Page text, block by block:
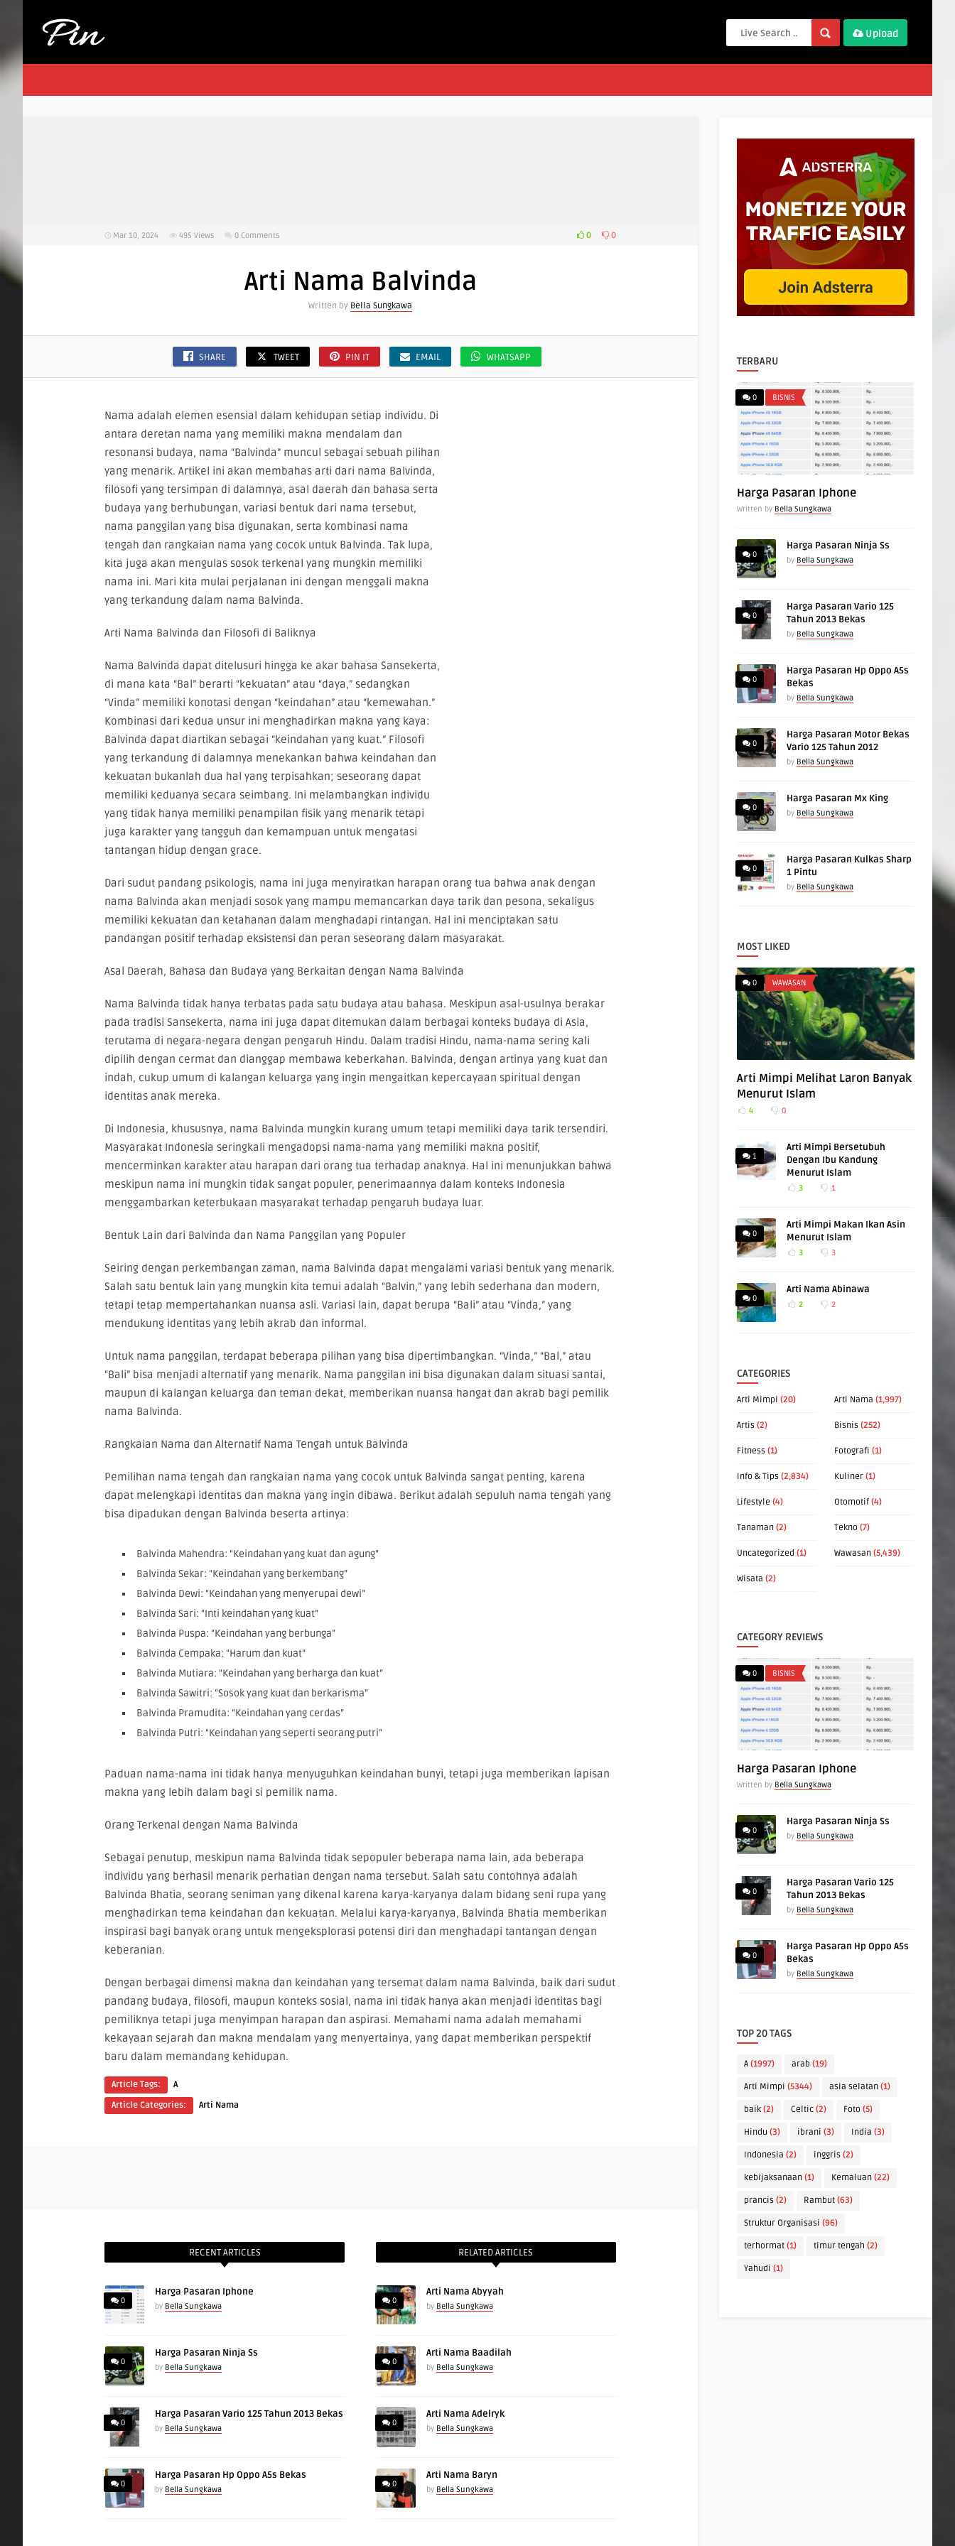
Upload
Mar 10, 2024 495 Views 0 Comments 0 0
Arti Nama Balvinda
Written by Bella Sungkawa
SHARE TWEET PIN IT EMAIL WHATSAPP
Nama adalah elemen esensial dalam kehidupan setiap individu. Di
antara deretan nama yang memiliki makna mendalam dan
resonansi budaya, nama “Balvinda” muncul sebagai sebuah pilihan
yang menarik. Artikel ini akan membahas arti dari nama Balvinda,
filosofi yang tersimpan di dalamnya, asal daerah dan bahasa serta
budaya yang berhubungan, variasi bentuk dari nama tersebut,
nama panggilan yang bisa digunakan, serta kombinasi nama
tengah dan rangkaian nama yang cocok untuk Balvinda. Tak lupa,
kita juga akan mengulas sosok terkenal yang mungkin memiliki
nama ini. Mari kita mulai perjalanan ini dengan menggali makna
yang terkandung dalam nama Balvinda.
Arti Nama Balvinda dan Filosofi di Baliknya
Nama Balvinda dapat ditelusuri hingga ke akar bahasa Sansekerta,
di mana kata “Bal” berarti “kekuatan” atau “daya,” sedangkan
“Vinda” memiliki konotasi dengan “keindahan” atau “kemewahan.”
Kombinasi dari kedua unsur ini menghadirkan makna yang kaya:
Balvinda dapat diartikan sebagai “keindahan yang kuat.” Filosofi
yang terkandung di dalamnya menekankan bahwa keindahan dan
kekuatan bukanlah dua hal yang terpisahkan; seseorang dapat
memiliki keduanya secara seimbang. Ini melambangkan individu
yang tidak hanya memiliki penampilan fisik yang menarik tetapi
juga karakter yang tangguh dan kemampuan untuk mengatasi
tantangan hidup dengan grace.
Dari sudut pandang psikologis, nama ini juga menyiratkan harapan orang tua bahwa anak dengan
nama Balvinda akan menjadi sosok yang mampu memancarkan daya tarik dan pesona, sekaligus
memiliki kekuatan dan ketahanan dalam menghadapi rintangan. Hal ini menciptakan satu
pandangan positif terhadap eksistensi dan peran seseorang dalam masyarakat.
Asal Daerah, Bahasa dan Budaya yang Berkaitan dengan Nama Balvinda
Nama Balvinda tidak hanya terbatas pada satu budaya atau bahasa. Meskipun asal-usulnya berakar
pada tradisi Sansekerta, nama ini juga dapat ditemukan dalam berbagai konteks budaya di Asia,
terutama di negara-negara dengan pengaruh Hindu. Dalam tradisi Hindu, nama-nama sering kali
dipilih dengan cermat dan dianggap membawa keberkahan. Balvinda, dengan artinya yang kuat dan
indah, cukup umum di kalangan keluarga yang ingin mengaitkan kepercayaan spiritual dengan
identitas anak mereka.
Di Indonesia, khususnya, nama Balvinda mungkin kurang umum tetapi memiliki daya tarik tersendiri.
Masyarakat Indonesia seringkali mengadopsi nama-nama yang memiliki makna positif,
mencerminkan karakter atau harapan dari orang tua terhadap anaknya. Hal ini menunjukkan bahwa
meskipun nama ini mungkin tidak sangat populer, penerimaannya dalam konteks Indonesia
menggambarkan keterbukaan masyarakat terhadap pengaruh budaya luar.
Bentuk Lain dari Balvinda dan Nama Panggilan yang Populer
Seiring dengan perkembangan zaman, nama Balvinda dapat mengalami variasi bentuk yang menarik.
Salah satu bentuk lain yang mungkin kita temui adalah “Balvin,” yang lebih sederhana dan modern,
tetapi tetap mempertahankan nuansa asli. Variasi lain, dapat berupa “Bali” atau “Vinda,” yang
mendukung identitas yang lebih akrab dan informal.
Untuk nama panggilan, terdapat beberapa pilihan yang bisa dipertimbangkan. “Vinda,” “Bal,” atau
“Bali” bisa menjadi alternatif yang menarik. Nama panggilan ini bisa digunakan dalam situasi santai,
maupun di kalangan keluarga dan teman dekat, memberikan nuansa hangat dan akrab bagi pemilik
nama Balvinda.
Rangkaian Nama dan Alternatif Nama Tengah untuk Balvinda
Pemilihan nama tengah dan rangkaian nama yang cocok untuk Balvinda sangat penting, karena
dapat melengkapi identitas dan makna yang ingin dibawa. Berikut adalah sepuluh nama tengah yang
bisa dipadukan dengan Balvinda beserta artinya:
Balvinda Mahendra: “Keindahan yang kuat dan agung”
Balvinda Sekar: “Keindahan yang berkembang”
Balvinda Dewi: “Keindahan yang menyerupai dewi”
Balvinda Sari: “Inti keindahan yang kuat”
Balvinda Puspa: “Keindahan yang berbunga”
Balvinda Cempaka: “Harum dan kuat”
Balvinda Mutiara: “Keindahan yang berharga dan kuat”
Balvinda Sawitri: “Sosok yang kuat dan berkarisma”
Balvinda Pramudita: “Keindahan yang cerdas”
Balvinda Putri: “Keindahan yang seperti seorang putri”
Paduan nama-nama ini tidak hanya menyuguhkan keindahan bunyi, tetapi juga memberikan lapisan
makna yang lebih dalam bagi si pemilik nama.
Orang Terkenal dengan Nama Balvinda
Sebagai penutup, meskipun nama Balvinda tidak sepopuler beberapa nama lain, ada beberapa
individu yang berhasil menarik perhatian dengan nama tersebut. Salah satu contohnya adalah
Balvinda Bhatia, seorang seniman yang dikenal karena karya-karyanya dalam bidang seni rupa yang
menghadirkan tema keindahan dan kekuatan. Melalui karya-karyanya, Balvinda Bhatia memberikan
inspirasi bagi banyak orang untuk mengeksplorasi potensi diri dan menghadapi tantangan dengan
keberanian.
Dengan berbagai dimensi makna dan keindahan yang tersemat dalam nama Balvinda, baik dari sudut
pandang budaya, filosofi, maupun konteks sosial, nama ini tidak hanya akan menjadi identitas bagi
pemiliknya tetapi juga menyimpan harapan dan aspirasi. Memahami nama adalah memahami
kekayaan sejarah dan makna mendalam yang menyertainya, yang dapat memberikan perspektif
baru dalam memandang kehidupan.
Article Tags:
A
Article Categories:
Arti Nama
RECENT ARTICLES
0
Harga Pasaran Iphone
by Bella Sungkawa
0
Harga Pasaran Ninja Ss
by Bella Sungkawa
0
Harga Pasaran Vario 125 Tahun 2013 Bekas
by Bella Sungkawa
0
Harga Pasaran Hp Oppo A5s Bekas
by Bella Sungkawa
RELATED ARTICLES
0
Arti Nama Abyyah
by Bella Sungkawa
0
Arti Nama Baadilah
by Bella Sungkawa
0
Arti Nama Adelryk
by Bella Sungkawa
0
Arti Nama Baryn
by Bella Sungkawa
TERBARU
0 BISNIS
Harga Pasaran Iphone
Written by Bella Sungkawa
0
Harga Pasaran Ninja Ss
by Bella Sungkawa
0
Harga Pasaran Vario 125
Tahun 2013 Bekas
by Bella Sungkawa
0
Harga Pasaran Hp Oppo A5s
Bekas
by Bella Sungkawa
0
Harga Pasaran Motor Bekas
Vario 125 Tahun 2012
by Bella Sungkawa
0
Harga Pasaran Mx King
by Bella Sungkawa
0
Harga Pasaran Kulkas Sharp
1 Pintu
by Bella Sungkawa
MOST LIKED
0 WAWASAN
Arti Mimpi Melihat Laron Banyak
Menurut Islam
4 0
1
Arti Mimpi Bersetubuh
Dengan Ibu Kandung
Menurut Islam
3 1
0
Arti Mimpi Makan Ikan Asin
Menurut Islam
3 3
0
Arti Nama Abinawa
2 2
CATEGORIES
Arti Mimpi (20) Arti Nama (1,997)
Artis (2) Bisnis (252)
Fitness (1) Fotografi (1)
Info & Tips (2,834) Kuliner (1)
Lifestyle (4) Otomotif (4)
Tanaman (2) Tekno (7)
Uncategorized (1) Wawasan (5,439)
Wisata (2)
CATEGORY REVIEWS
0 BISNIS
Harga Pasaran Iphone
Written by Bella Sungkawa
0
Harga Pasaran Ninja Ss
by Bella Sungkawa
0
Harga Pasaran Vario 125
Tahun 2013 Bekas
by Bella Sungkawa
0
Harga Pasaran Hp Oppo A5s
Bekas
by Bella Sungkawa
TOP 20 TAGS
A (1997) arab (19)
Arti Mimpi (5344) asia selatan (1)
baik (2) Celtic (2) Foto (5)
Hindu (3) ibrani (3) India (3)
Indonesia (2) inggris (2)
kebijaksanaan (1) Kemaluan (22)
prancis (2) Rambut (63)
Struktur Organisasi (96)
terhormat (1) timur tengah (2)
Yahudi (1)